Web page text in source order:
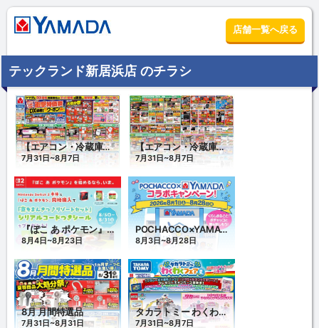
店舗一覧へ戻る
テックランド新居浜店 のチラシ